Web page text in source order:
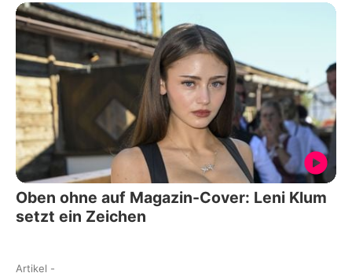
Oben ohne auf Magazin-Cover: Leni Klum
setzt ein Zeichen
Artikel -